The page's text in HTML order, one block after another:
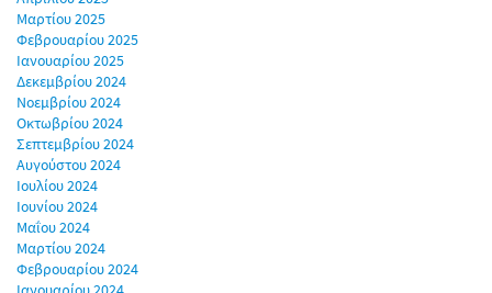
Μαρτίου 2025
Φεβρουαρίου 2025
Ιανουαρίου 2025
Δεκεμβρίου 2024
Νοεμβρίου 2024
Οκτωβρίου 2024
Σεπτεμβρίου 2024
Αυγούστου 2024
Ιουλίου 2024
Ιουνίου 2024
Μαΐου 2024
Μαρτίου 2024
Φεβρουαρίου 2024